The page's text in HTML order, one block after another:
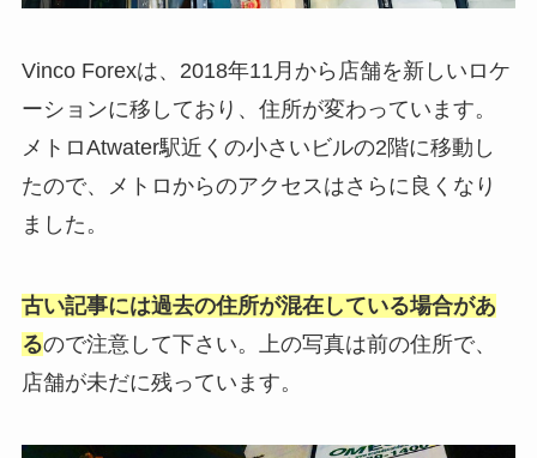
Vinco Forexは、2018年11月から店舗を新しいロケ
ーションに移しており、住所が変わっています。
メトロAtwater駅近くの小さいビルの2階に移動し
たので、メトロからのアクセスはさらに良くなり
ました。
古い記事には過去の住所が混在している場合があ
るので注意して下さい。上の写真は前の住所で、
店舗が未だに残っています。